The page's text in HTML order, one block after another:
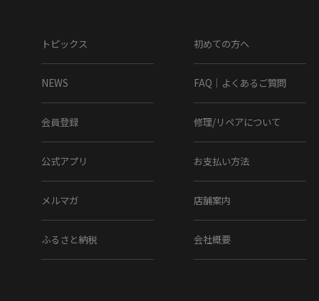
トピックス
NEWS
会員登録
公式アプリ
メルマガ
ふるさと納税
初めての方へ
FAQ｜よくあるご質問
修理/リペアについて
お支払い方法
店舗案内
会社概要